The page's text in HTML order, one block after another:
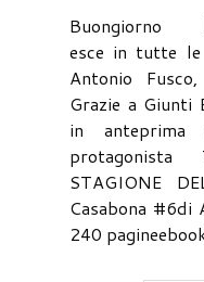
Buongiorno
esce in tutte
Antonio
Grazie a Giunti
in
protagonista
STAGIONE
Casabona #6di
240